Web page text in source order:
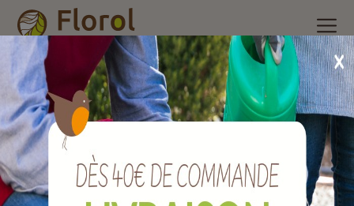
Accueil Nos produits /Poterie et accessoires /Pot plastique/
Pot basic cendre Ø 40 cm